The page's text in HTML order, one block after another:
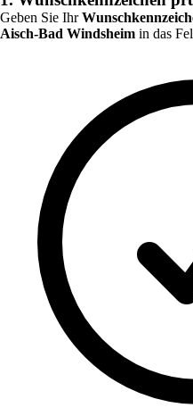
Geben Sie Ihr
Aisch-Bad Windsheim in das